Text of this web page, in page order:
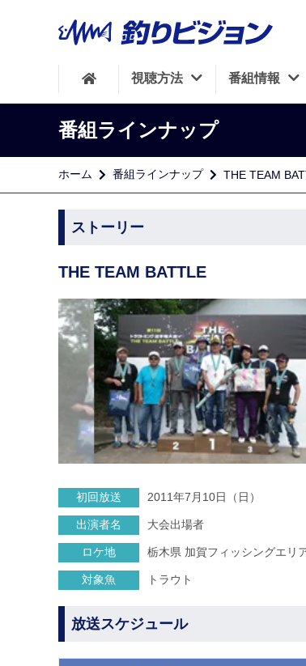
視聴方法 番組情報
番組ラインナップ
ホーム 番組ラインナップ THE TEAM
ストーリー
THE TEAM BATTLE
初回放送 2011年7月10日（日）
出演者名 大会出場者
ロケ地 栃木県 加賀フィッシングエリ
対象魚 トラウト
放送スケジュール